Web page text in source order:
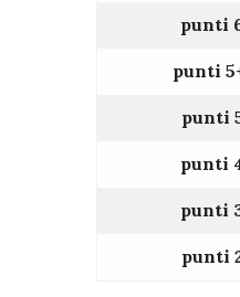
punti
punti
punti
punti
punti
punti